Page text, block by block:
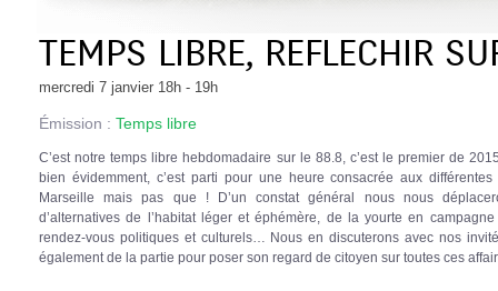
TEMPS LIBRE, REFLECHIR
mercredi 7 janvier 18h - 19h
Émission : Temps libre
C’est notre temps libre hebdomadaire sur le 88.8, c’est le premier de
bien évidemment, c’est parti pour une heure consacrée aux
Marseille mais pas que ! D’un constat général nous nous
d’alternatives de l’habitat léger et éphémère, de la yourte en
rendez-vous politiques et culturels… Nous en discuterons avec nos
également de la partie pour poser son regard de citoyen sur toutes ces